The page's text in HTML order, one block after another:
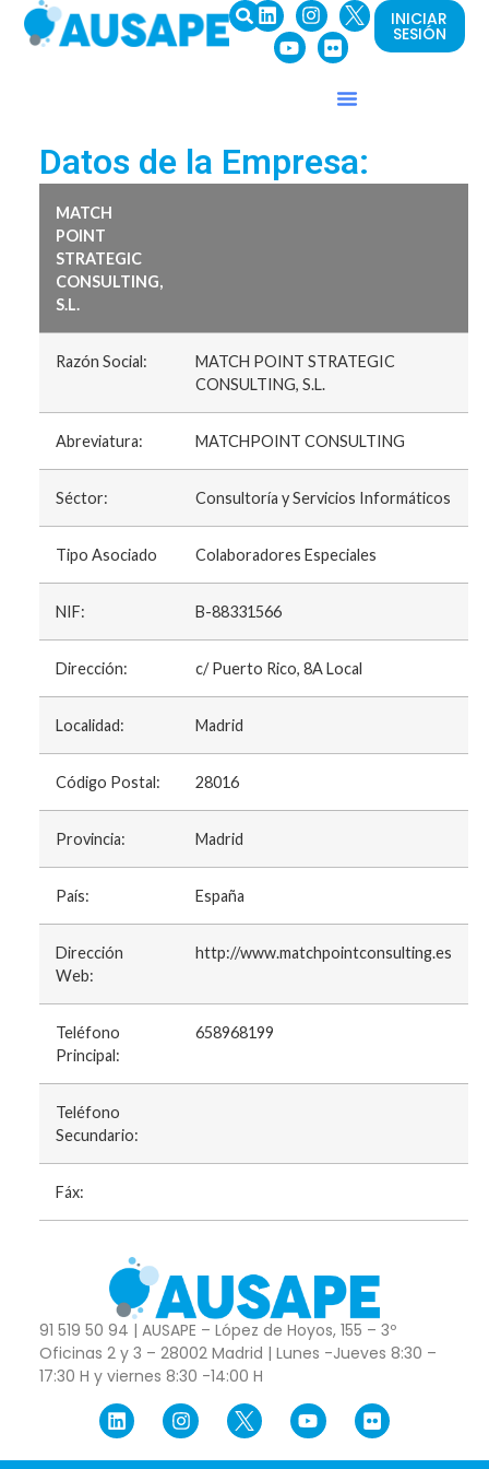
INICIAR
SESIÓN
Datos de la Empresa:
MATCH
POINT
STRATEGIC
CONSULTING,
S.L.
Razón Social:
MATCH POINT STRATEGIC
CONSULTING, S.L.
Abreviatura: MATCHPOINT CONSULTING
Séctor: Consultoría y Servicios Informáticos
Tipo Asociado Colaboradores Especiales
NIF: B-88331566
Dirección: c/ Puerto Rico, 8A Local
Localidad: Madrid
Código Postal: 28016
Provincia: Madrid
País: España
Dirección
Web:
http://www.matchpointconsulting.es
Teléfono
Principal:
658968199
Teléfono
Secundario:
Fáx:
91 519 50 94 | AUSAPE – López de Hoyos, 155 – 3º
Oficinas 2 y 3 – 28002 Madrid | Lunes -Jueves 8:30 –
17:30 H y viernes 8:30 -14:00 H